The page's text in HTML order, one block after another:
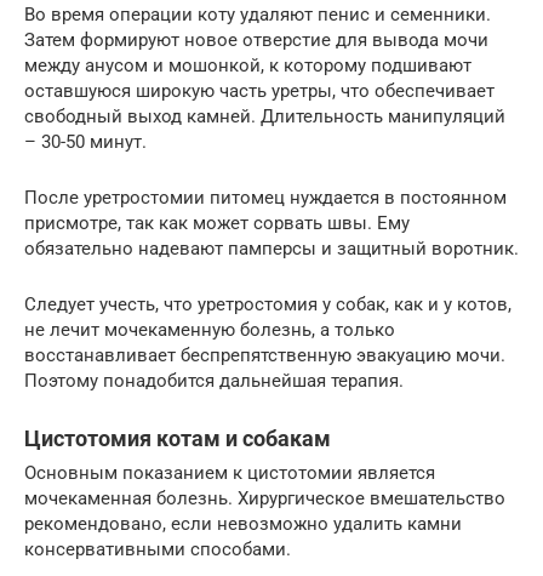
Во время операции коту удаляют пенис и семенники.
Затем формируют новое отверстие для вывода мочи
между анусом и мошонкой, к которому подшивают
оставшуюся широкую часть уретры, что обеспечивает
свободный выход камней. Длительность манипуляций
– 30-50 минут.
После уретростомии питомец нуждается в постоянном
присмотре, так как может сорвать швы. Ему
обязательно надевают памперсы и защитный воротник.
Следует учесть, что уретростомия у собак, как и у котов,
не лечит мочекаменную болезнь, а только
восстанавливает беспрепятственную эвакуацию мочи.
Поэтому понадобится дальнейшая терапия.
Цистотомия котам и собакам
Основным показанием к цистотомии является
мочекаменная болезнь. Хирургическое вмешательство
рекомендовано, если невозможно удалить камни
консервативными способами.